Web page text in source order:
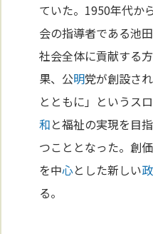
ていた。1950年代か
会の指導者である池
社会全体に貢献する
果、公明党が創設さ
とともに」というス
和と福祉の実現を目
つこととなった。創
を中心とした新しい
る。